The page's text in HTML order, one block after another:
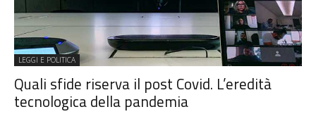
LEGGI E POLITICA
Quali sfide riserva il post Covid. L’eredità
tecnologica della pandemia